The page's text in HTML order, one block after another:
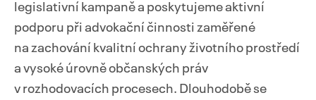
Přejít
obsahu
webu
legislativní kampaně a poskytujeme aktivní
podporu při advokační činnosti zaměřené
na zachování kvalitní ochrany životního prostředí
a vysoké úrovně občanských práv
v rozhodovacích procesech. Dlouhodobě se